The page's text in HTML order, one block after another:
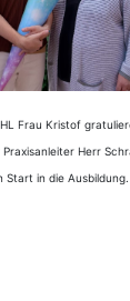
Frau Kristof
Herr
Start in die Ausbildung.